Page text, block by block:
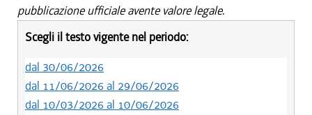
pubblicazione ufficiale avente valore legale.
Scegli il testo vigente nel periodo:
dal 30/06/2026
dal 11/06/2026 al 29/06/2026
dal 10/03/2026 al 10/06/2026